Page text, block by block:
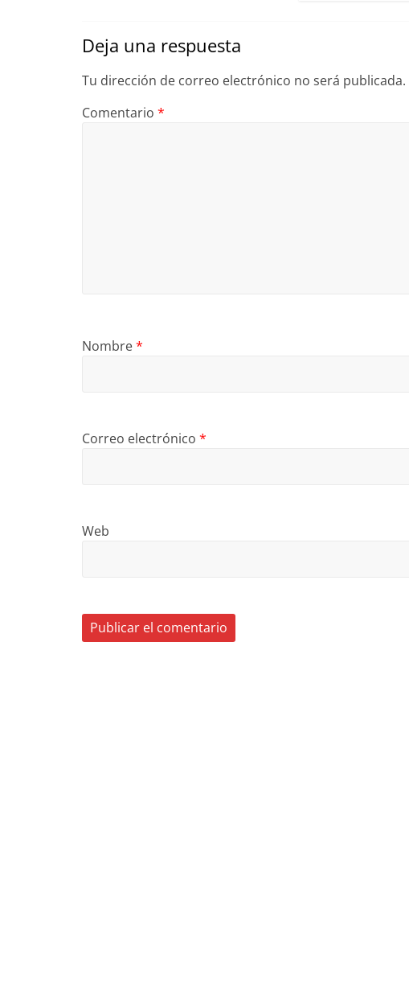
Deja una respuesta
Tu dirección de correo electrónico no será publicada.
Comentario *
Nombre*
Correo electrónico *
Web